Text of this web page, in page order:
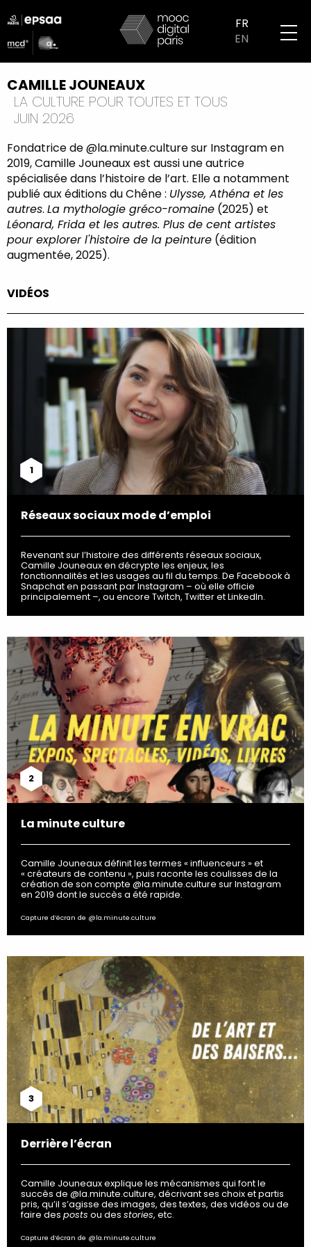
au
contenu
principal
logo
partenaires
mobile
FR
EN
CAMILLE JOUNEAUX
LA CULTURE POUR TOUTES ET TOUS
JUIN 2026
Fondatrice de @la.minute.culture sur Instagram en
2019, Camille Jouneaux est aussi une autrice
spécialisée dans l’histoire de l’art. Elle a notamment
publié aux éditions du Chêne : Ulysse, Athéna et les
autres. La mythologie gréco-romaine (2025) et
Léonard, Frida et les autres. Plus de cent artistes
pour explorer l'histoire de la peinture (édition
augmentée, 2025).
VIDÉOS
1
Réseaux sociaux mode d’emploi
Revenant sur l’histoire des différents réseaux sociaux,
Camille Jouneaux en décrypte les enjeux, les
fonctionnalités et les usages au fil du temps. De Facebook à
Snapchat en passant par Instagram – où elle officie
principalement –, ou encore Twitch, Twitter et LinkedIn.
2
La minute culture
Camille Jouneaux définit les termes « influenceurs » et
« créateurs de contenu », puis raconte les coulisses de la
création de son compte @la.minute.culture sur Instagram
en 2019 dont le succès a été rapide.
Capture d’écran de @la.minute.culture
3
Derrière l’écran
Camille Jouneaux explique les mécanismes qui font le
succès de @la.minute.culture, décrivant ses choix et partis
pris, qu’il s’agisse des images, des textes, des vidéos ou de
faire des posts ou des stories, etc.
Capture d’écran de @la.minute.culture